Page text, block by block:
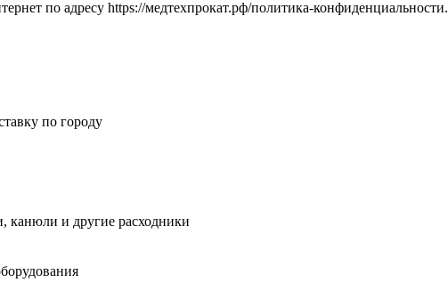
по адресу https://медтехпрокат.рф/политика-конфиденциальности.
по городу
канюли и другие расходники